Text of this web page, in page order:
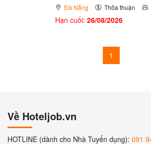
Đà Nẵng Thỏa thuận
Hạn cuối: 26/08/2026
1
Về Hoteljob.vn
HOTLINE (dành cho Nhà Tuyển dụng): 091